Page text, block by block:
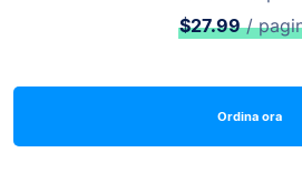
$27.99/
Ordina ora